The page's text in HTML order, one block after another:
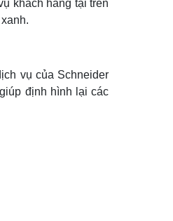
khách hàng tại trên
vụ của Schneider
định hình lại các